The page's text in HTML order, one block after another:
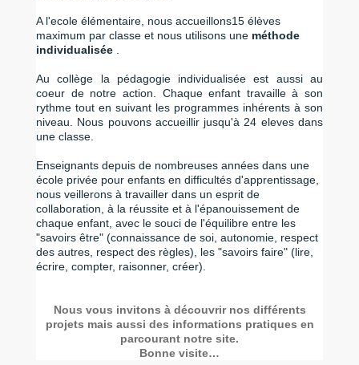
A l'ecole élémentaire, nous accueillons15 élèves
maximum par classe et nous utilisons une méthode
individualisée .
Au collège la pédagogie individualisée est aussi au
coeur de notre action. Chaque enfant travaille à son
rythme tout en suivant les programmes inhérents à son
niveau. Nous pouvons accueillir jusqu'à 24 eleves dans
une classe.
Enseignants depuis de nombreuses années dans une
école privée pour enfants en difficultés d'apprentissage,
nous veillerons à travailler dans un esprit de
collaboration, à la réussite et à l'épanouissement de
chaque enfant, avec le souci de l'équilibre entre les
"savoirs être" (connaissance de soi, autonomie, respect
des autres, respect des règles), les "savoirs faire" (lire,
écrire, compter, raisonner, créer).
Nous vous invitons à découvrir nos différents
projets mais aussi des informations pratiques en
parcourant notre site.
Bonne visite…